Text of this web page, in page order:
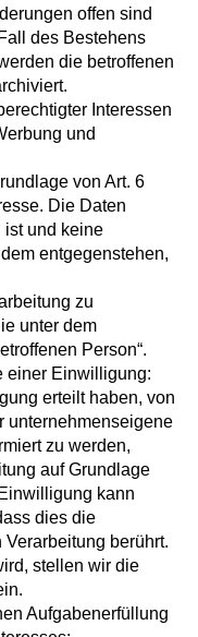
offen sind
des Bestehens
die betroffenen
Interessen
und
von Art. 6
Die Daten
ist und keine
entgegenstehen,
zu
unter dem
Person“.
einer Einwilligung:
erteilt haben, von
unternehmenseigene
zu werden,
auf Grundlage
kann
dies die
berührt.
stellen wir die
Aufgabenerfüllung